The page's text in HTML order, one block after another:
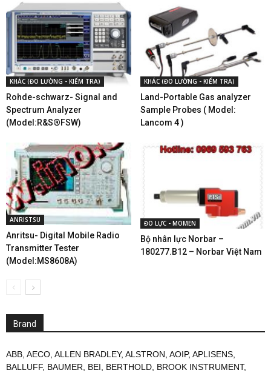
KHÁC (ĐO LƯỜNG - KIỂM TRA)
Rohde-schwarz- Signal and
Spectrum Analyzer
(Model:R&S®FSW)
KHÁC (ĐO LƯỜNG - KIỂM TRA)
Land-Portable Gas analyzer
Sample Probes ( Model:
Lancom 4 )
ANRISTSU
Anritsu- Digital Mobile Radio
Transmitter Tester
(Model:MS8608A)
ĐO LỰC - MOMEN
Bộ nhân lực Norbar –
180277.B12 – Norbar Việt Nam
Brand
ABB, AECO, ALLEN BRADLEY, ALSTRON, AOIP, APLISENS,
BALLUFF, BAUMER, BEI, BERTHOLD, BROOK INSTRUMENT,